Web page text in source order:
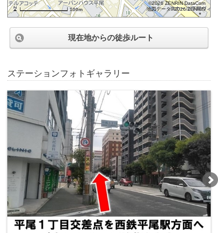
100m
©2026 ZENRIN DataCom
地図データ©2026 ZENRIN
現在地からの徒歩ルート
ステーションフォトギャラリー